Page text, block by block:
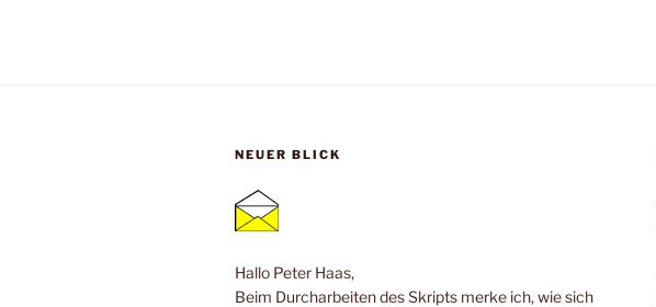
NEUER BLICK
Hallo Peter Haas,
Beim Durcharbeiten des Skripts merke ich, wie sich